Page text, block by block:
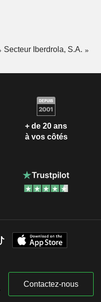
Secteur Iberdrola, S.A.
+ de 20 ans
à vos côtés
Contactez-nous